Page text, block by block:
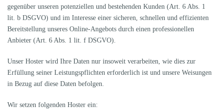
gegenüber unseren potenziellen und bestehenden Kunden (Art. 6 Abs. 1
lit. b DSGVO) und im Interesse einer sicheren, schnellen und effizienten
Bereitstellung unseres Online-Angebots durch einen professionellen
Anbieter (Art. 6 Abs. 1 lit. f DSGVO).
Unser Hoster wird Ihre Daten nur insoweit verarbeiten, wie dies zur
Erfüllung seiner Leistungspflichten erforderlich ist und unsere Weisungen
in Bezug auf diese Daten befolgen.
Wir setzen folgenden Hoster ein: